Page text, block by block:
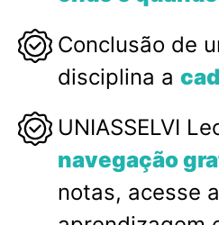
Conclusão de
disciplina a
UNIASSELVI
navegação
notas, acesse